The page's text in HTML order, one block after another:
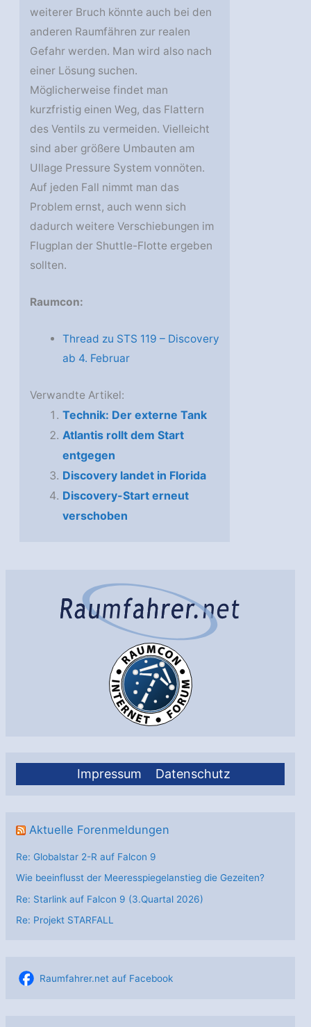
Impressum Datenschutz
Aktuelle Forenmeldungen
Re: Globalstar 2-R auf Falcon 9
Wie beeinflusst der Meeresspiegelanstieg die Gezeiten?
Re: Starlink auf Falcon 9 (3.Quartal 2026)
Re: Projekt STARFALL
Raumfahrer.net auf Facebook
weiterer Bruch könnte auch bei den
anderen Raumfähren zur realen
Gefahr werden. Man wird also nach
einer Lösung suchen.
Möglicherweise findet man
kurzfristig einen Weg, das Flattern
des Ventils zu vermeiden. Vielleicht
sind aber größere Umbauten am
Ullage Pressure System vonnöten.
Auf jeden Fall nimmt man das
Problem ernst, auch wenn sich
dadurch weitere Verschiebungen im
Flugplan der Shuttle-Flotte ergeben
sollten.
Raumcon:
Thread zu STS 119 – Discovery
ab 4. Februar
Verwandte Artikel:
Technik: Der externe Tank
Atlantis rollt dem Start
entgegen
Discovery landet in Florida
Discovery-Start erneut
verschoben